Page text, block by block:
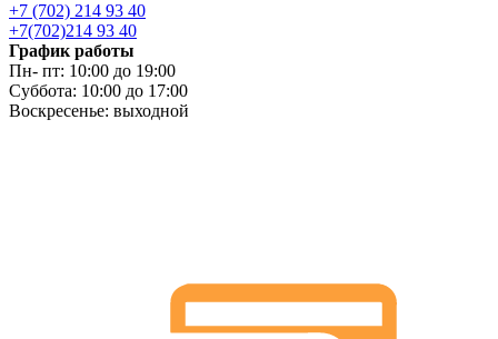
+7 (702) 214 93 40
+7(702)214 93 40
График работы
Пн- пт: 10:00 до 19:00
Суббота: 10:00 до 17:00
Воскресенье: выходной